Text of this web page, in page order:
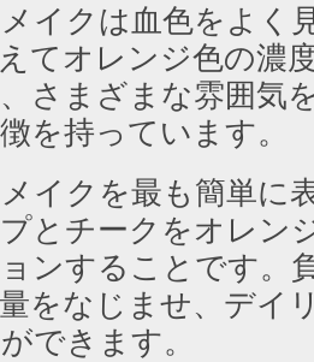
イクは血色をよく
てオレンジ色の濃
さまざまな雰囲気
を持っています。
イクを最も簡単に
とチークをオレン
ンすることです。
をなじませ、デイ
できます。